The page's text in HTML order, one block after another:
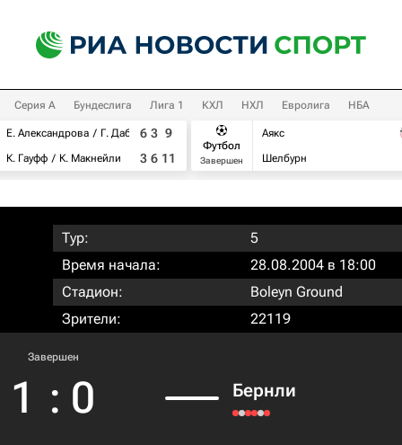
Серия А Бундеслига Лига 1 КХЛ НХЛ Евролига НБА
Е. Александрова
Г. Дабровски
К. Гауфф
К. Макнейли
6 3 9
3 6 11
Футбол
Завершен
Аякс
Шелбурн
Тур:
5
Время начала:
28.08.2004 в 18:00
Стадион:
Boleyn Ground
Зрители:
22119
Завершен
1 : 0 Бернли